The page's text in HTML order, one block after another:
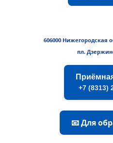
606000 Нижегородская
пл.
+7 (8313)
📧 Для